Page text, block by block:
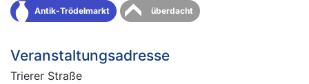
Antik-Trödelmarkt überdacht
Veranstaltungsadresse
Trierer Straße